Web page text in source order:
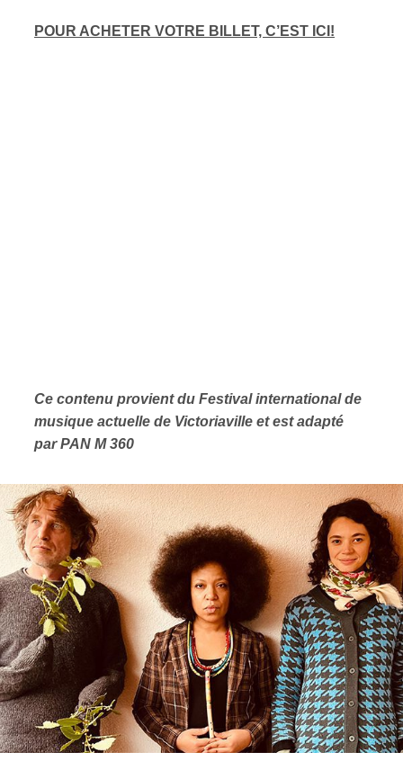
POUR ACHETER VOTRE BILLET, C’EST ICI!
Ce contenu provient du Festival international de
musique actuelle de Victoriaville et est adapté
par PAN M 360